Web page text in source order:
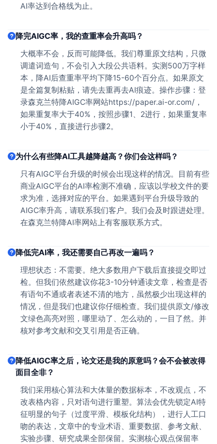
AI率达到合格线为止。
降完AIGC率，我的查重率会升高吗？
大概率不会，反而可能降低。我们尊重原文结构，只微
调遣词造句，不会引入大段公共语料。实测500万字样
本，降AI后查重率平均下降15-60个百分点。如果原文
是全篇复制粘贴，请先去重再去AI痕迹。操作步骤：登
录森克兰特降AIGC率网站https://paper.ai-or.com/，
如果重复率大于40%，按照步骤1、2进行，如果重复率
小于40%，直接进行步骤2。
为什么有些降AI工具越降越高？你们会这样吗？
只有AIGC平台升级的时候会出现这样的情况。目前有些
商业AIGC平台的AI率检测不准确，应该以学校文件的要
求为准，选择对应的平台。如果遇到平台升级导致的
AIGC率升高，请联系我们客户。我们会及时跟进处理。
在森克兰特降AI率网站上有客服联系方式。
降低完AI率，我还需要自己再改一遍吗？
理想状态：不需要。绝大多数用户下载后直接提交即过
检。但我们依然建议你花3-10分钟通读文章，检查是否
有语句不通或者表述不清的地方，虽然极少出现这样的
情况，但是我们也建议你仔细检查。我们提供原文/修改
文绿色高亮对照，哪里动了、怎么动的，一目了然。并
核对参考文献和交叉引用是否正确。
降低AIGC率之后，论文还是我的原意吗？会不会被改得
面目全非？
我们采用核心算法和大体量的数据标本，不改观点，不
改表格内容，只对语句进行重塑。算法会优先锁定AI特
征明显的句子（过度平滑、模板化结构），进行人工口
吻的表达，文章中的专业术语、重要数据、参考文献、
实验步骤、研究成果全部保留。实测核心观点保留率